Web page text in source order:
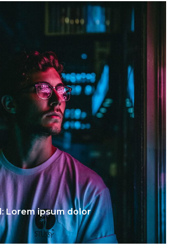
Lorem ipsum dolor